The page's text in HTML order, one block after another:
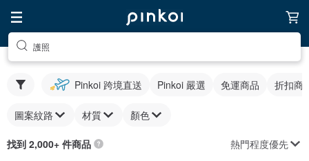
護照
Pinkoi 跨境直送 Pinkoi 嚴選 免運商品 折扣商
圖案紋路 材質 顏色
找到 2,000+ 件商品 熱門程度優先